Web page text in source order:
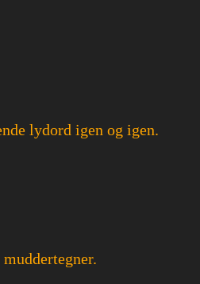
lydord igen og igen.